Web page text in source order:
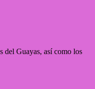
del Guayas, así como los